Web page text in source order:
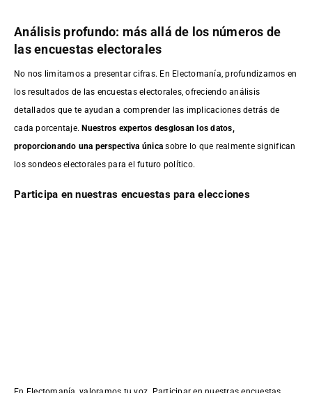
Análisis profundo: más allá de los números de
las encuestas electorales
No nos limitamos a presentar cifras. En Electomanía, profundizamos en
los resultados de las encuestas electorales, ofreciendo análisis
detallados que te ayudan a comprender las implicaciones detrás de
cada porcentaje.Nuestros expertos desglosan los datos,
proporcionando una perspectiva única sobre lo que realmente significan
los sondeos electorales para el futuro político.
Participa en nuestras encuestas para elecciones